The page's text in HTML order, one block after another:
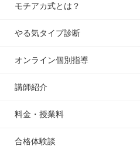
モチアカ式とは？
やる気タイプ診断
オンライン個別指導
講師紹介
料金・授業料
合格体験談